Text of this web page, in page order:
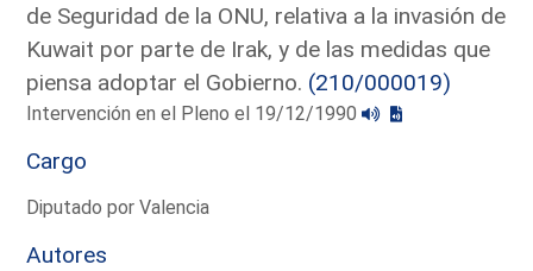
de Seguridad de la ONU, relativa a la invasión de
Kuwait por parte de Irak, y de las medidas que
piensa adoptar el Gobierno. (210/000019)
Intervención en el Pleno el 19/12/1990
Cargo
Diputado por Valencia
Autores